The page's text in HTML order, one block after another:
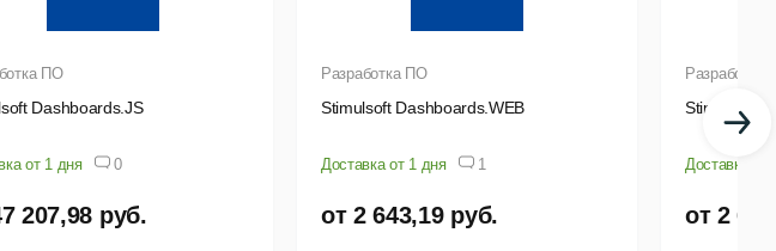
ПО
Dashboards.JS
от 1 дня 0
207,98 руб.
Разработка ПО
Stimulsoft Dashboards.WEB
Доставка от 1 дня 1
от 2 643,19 руб.
Разработка
Stimulsoft
Доставка от
от 2